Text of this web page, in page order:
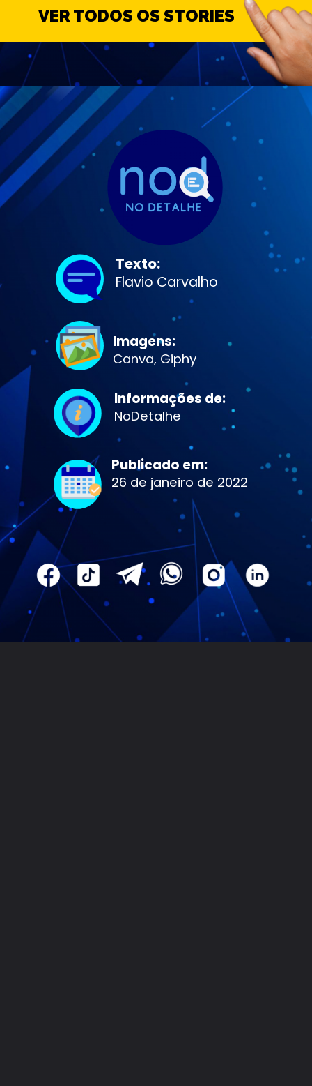
VER TODOS OS STORIES
Texto:
Flavio Carvalho
Imagens:
Canva, Giphy
Publicado em:
26 de janeiro de 2022
Informações de:
NoDetalhe